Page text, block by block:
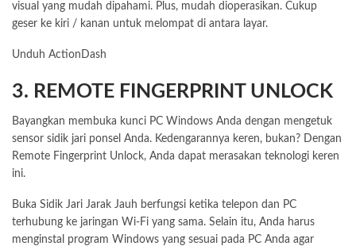
visual yang mudah dipahami. Plus, mudah dioperasikan. Cukup
geser ke kiri / kanan untuk melompat di antara layar.
Unduh ActionDash
3. REMOTE FINGERPRINT UNLOCK
Bayangkan membuka kunci PC Windows Anda dengan mengetuk
sensor sidik jari ponsel Anda. Kedengarannya keren, bukan? Dengan
Remote Fingerprint Unlock, Anda dapat merasakan teknologi keren
ini.
Buka Sidik Jari Jarak Jauh berfungsi ketika telepon dan PC
terhubung ke jaringan Wi-Fi yang sama. Selain itu, Anda harus
menginstal program Windows yang sesuai pada PC Anda agar